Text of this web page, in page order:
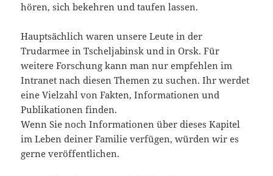
hören, sich bekehren und taufen lassen.
Hauptsächlich waren unsere Leute in der
Trudarmee in Tscheljabinsk und in Orsk. Für
weitere Forschung kann man nur empfehlen im
Intranet nach diesen Themen zu suchen. Ihr werdet
eine Vielzahl von Fakten, Informationen und
Publikationen finden.
Wenn Sie noch Informationen über dieses Kapitel
im Leben deiner Familie verfügen, würden wir es
gerne veröffentlichen.